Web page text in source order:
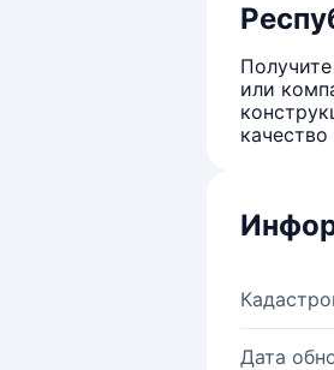
или
Дата